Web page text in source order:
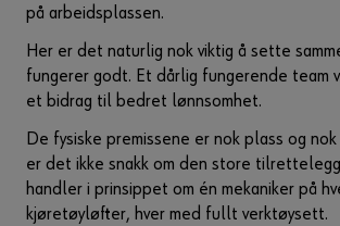
på arbeidsplassen.
Her er det naturlig nok viktig å sette
fungerer godt. Et dårlig fungerende team
et bidrag til bedret lønnsomhet.
De fysiske premissene er nok plass og
er det ikke snakk om den store
handler i prinsippet om én mekaniker på
kjøretøyløfter, hver med fullt verktøysett.